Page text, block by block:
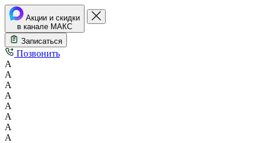
Акции и скидки
в канале МАКС
Записаться
Позвонить
А
А
А
А
А
А
А
А